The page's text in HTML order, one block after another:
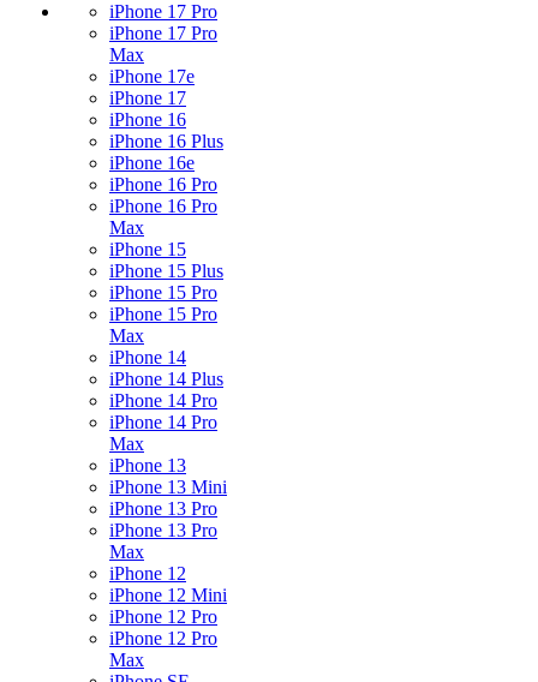
iPhone 17 Pro
iPhone 17 Pro
Max
iPhone 17e
iPhone 17
iPhone 16
iPhone 16 Plus
iPhone 16e
iPhone 16 Pro
iPhone 16 Pro
Max
iPhone 15
iPhone 15 Plus
iPhone 15 Pro
iPhone 15 Pro
Max
iPhone 14
iPhone 14 Plus
iPhone 14 Pro
iPhone 14 Pro
Max
iPhone 13
iPhone 13 Mini
iPhone 13 Pro
iPhone 13 Pro
Max
iPhone 12
iPhone 12 Mini
iPhone 12 Pro
iPhone 12 Pro
Max